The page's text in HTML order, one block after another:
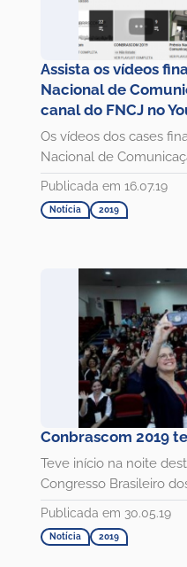
Assista os vídeos
Nacional de
canal do FNCJ no
Os vídeos dos cases
Nacional de
disponíveis no Youtube
Publicada em 16.07.19
Notícia 2019
Conbrascom 2019
Teve início na noite
Congresso Brasileiro
Comunicação da
Publicada em 30.05.19
Notícia 2019